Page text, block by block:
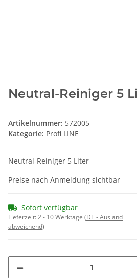
Neutral-Reiniger 5
Artikelnummer: 572005
Kategorie: Profi LINE
Neutral-Reiniger 5 Liter
Preise nach Anmeldung sichtbar
Sofort verfügbar
Lieferzeit:2 - 10 Werktage (DE - Ausland
abweichend)